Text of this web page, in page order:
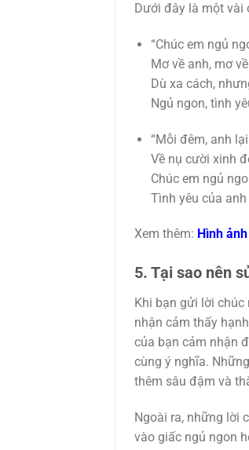
Dưới đây là một vài
“Chúc em ngủ
Mơ về anh, mơ
Dù xa cách,
Ngủ ngon, tình
“Mỗi đêm, anh
Về nụ cười xinh
Chúc em ngủ
Tình yêu của anh
Xem thêm: Hình
5. Tại sao nên
Khi bạn gửi lời
nhận cảm thấy
của bạn cảm nhận
cùng ý nghĩa.
thêm sâu đậm và
Ngoài ra, những lời
vào giấc ngủ ngon